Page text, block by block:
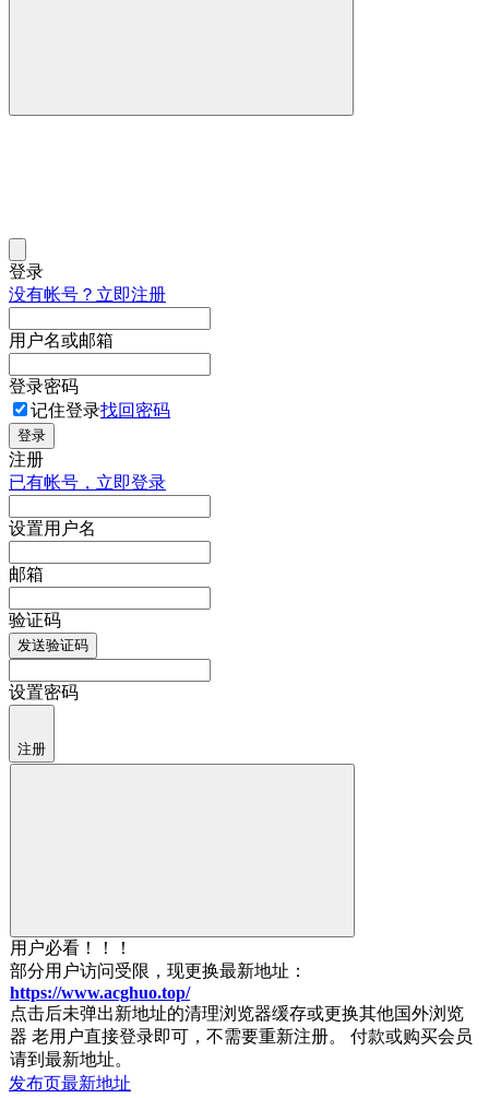
登录
没有帐号？立即注册
用户名或邮箱
登录密码
记住登录找回密码
登录
注册
已有帐号，立即登录
设置用户名
邮箱
验证码
发送验证码
设置密码
注册
用户必看！！！
部分用户访问受限，现更换最新地址：
https://www.acghuo.top/
点击后未弹出新地址的清理浏览器缓存或更换其他国外浏览
器 老用户直接登录即可，不需要重新注册。 付款或购买会员
请到最新地址。
发布页最新地址